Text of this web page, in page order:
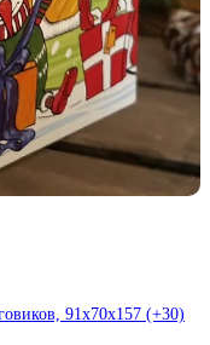
91х70х157 (+30)